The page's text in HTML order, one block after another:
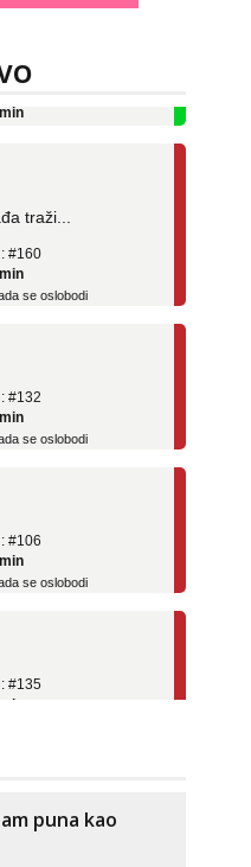
#69
#160
se oslobodi
se oslobodi
se oslobodi
se oslobodi
se oslobodi
puna kao